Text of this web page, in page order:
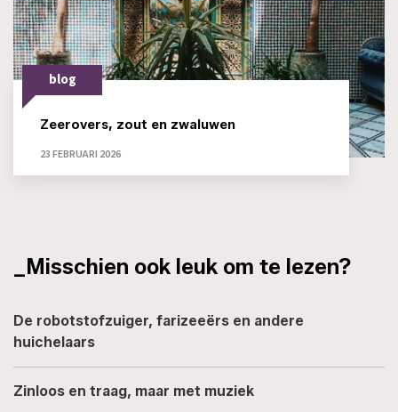
blog
Zeerovers, zout en zwaluwen
23 FEBRUARI 2026
_Misschien ook leuk om te lezen?
De robotstofzuiger, farizeeërs en andere
huichelaars
Zinloos en traag, maar met muziek